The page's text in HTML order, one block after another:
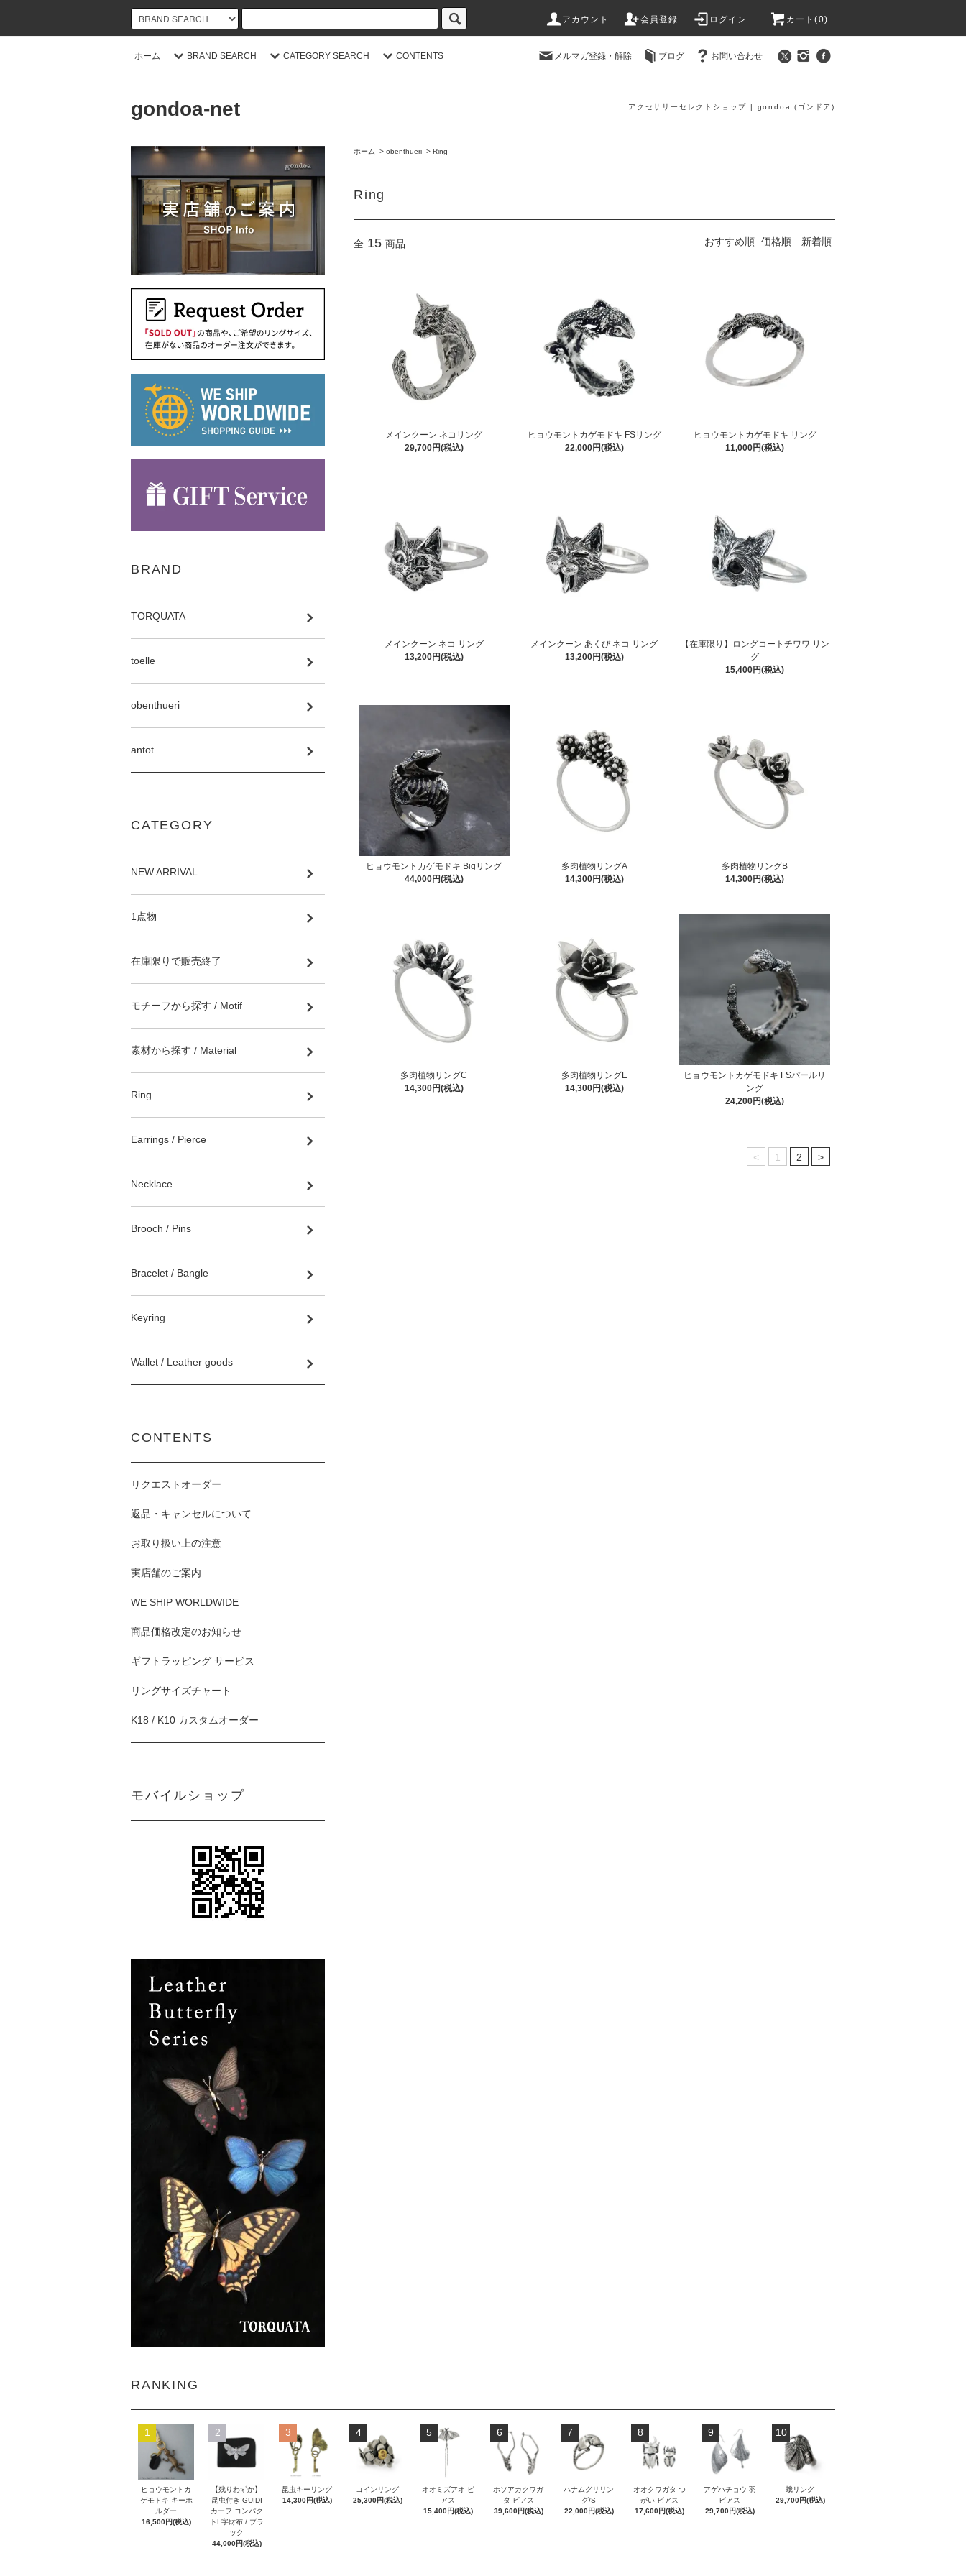
アカウント 会員登録 ログイン カート(0)
ホーム BRAND SEARCH CATEGORY SEARCH CONTENTS メルマガ登録・解除 ブログ お問い合わせ
gondoa-net アクセサリーセレクトショップ | gondoa (ゴンドア)
ホーム > obenthueri > Ring
Ring
全 15 商品 おすすめ順 価格順 新着順
メインクーン ネコリング
29,700円(税込)
ヒョウモントカゲモドキ FSリング
22,000円(税込)
ヒョウモントカゲモドキ リング
11,000円(税込)
メインクーン ネコ リング
13,200円(税込)
メインクーン あくび ネコ リング
13,200円(税込)
【在庫限り】ロングコートチワワ リン
グ
15,400円(税込)
ヒョウモントカゲモドキ Bigリング
44,000円(税込)
多肉植物リングA
14,300円(税込)
多肉植物リングB
14,300円(税込)
多肉植物リングC
14,300円(税込)
多肉植物リングE
14,300円(税込)
ヒョウモントカゲモドキ FSパールリ
ング
24,200円(税込)
< 1 2 >
BRAND
TORQUATA
toelle
obenthueri
antot
CATEGORY
NEW ARRIVAL
1点物
在庫限りで販売終了
モチーフから探す / Motif
素材から探す / Material
Ring
Earrings / Pierce
Necklace
Brooch / Pins
Bracelet / Bangle
Keyring
Wallet / Leather goods
CONTENTS
リクエストオーダー
返品・キャンセルについて
お取り扱い上の注意
実店舗のご案内
WE SHIP WORLDWIDE
商品価格改定のお知らせ
ギフトラッピング サービス
リングサイズチャート
K18 / K10 カスタムオーダー
モバイルショップ
RANKING
1
ヒョウモントカ
ゲモドキ キーホ
ルダー
16,500円(税込)
2
【残りわずか】
昆虫付き GUIDI
カーフ コンパク
トL字財布 / ブラ
ック
44,000円(税込)
3
昆虫キーリング
14,300円(税込)
4
コインリング
25,300円(税込)
5
オオミズアオ ピ
アス
15,400円(税込)
6
ホソアカクワガ
タ ピアス
39,600円(税込)
7
ハナムグリリン
グ/S
22,000円(税込)
8
オオクワガタ つ
がい ピアス
17,600円(税込)
9
アゲハチョウ 羽
ピアス
29,700円(税込)
10
蛾リング
29,700円(税込)